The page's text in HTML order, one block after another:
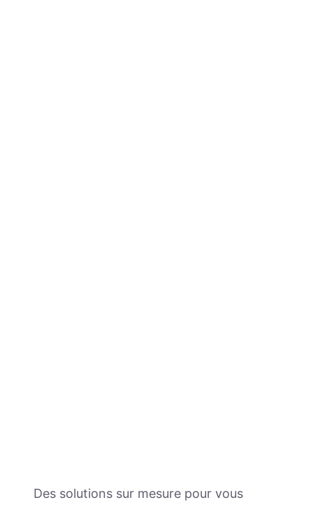
Des solutions sur mesure pour vous